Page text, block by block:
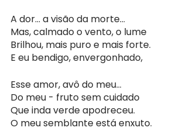
A dor… a visão da morte…
Mas, calmado o vento, o lume
Brilhou, mais puro e mais forte.
E eu bendigo, envergonhado,
Esse amor, avô do meu…
Do meu - fruto sem cuidado
Que inda verde apodreceu.
O meu semblante está enxuto.